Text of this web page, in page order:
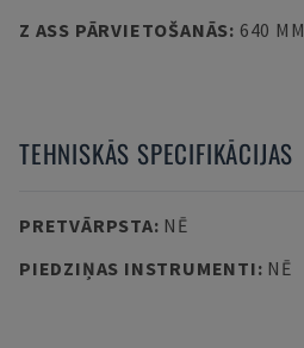
Z ASS PĀRVIETOŠANĀS: 640 MM
TEHNISKĀS SPECIFIKĀCIJAS
PRETVĀRPSTA: NĒ
PIEDZIŅAS INSTRUMENTI: NĒ